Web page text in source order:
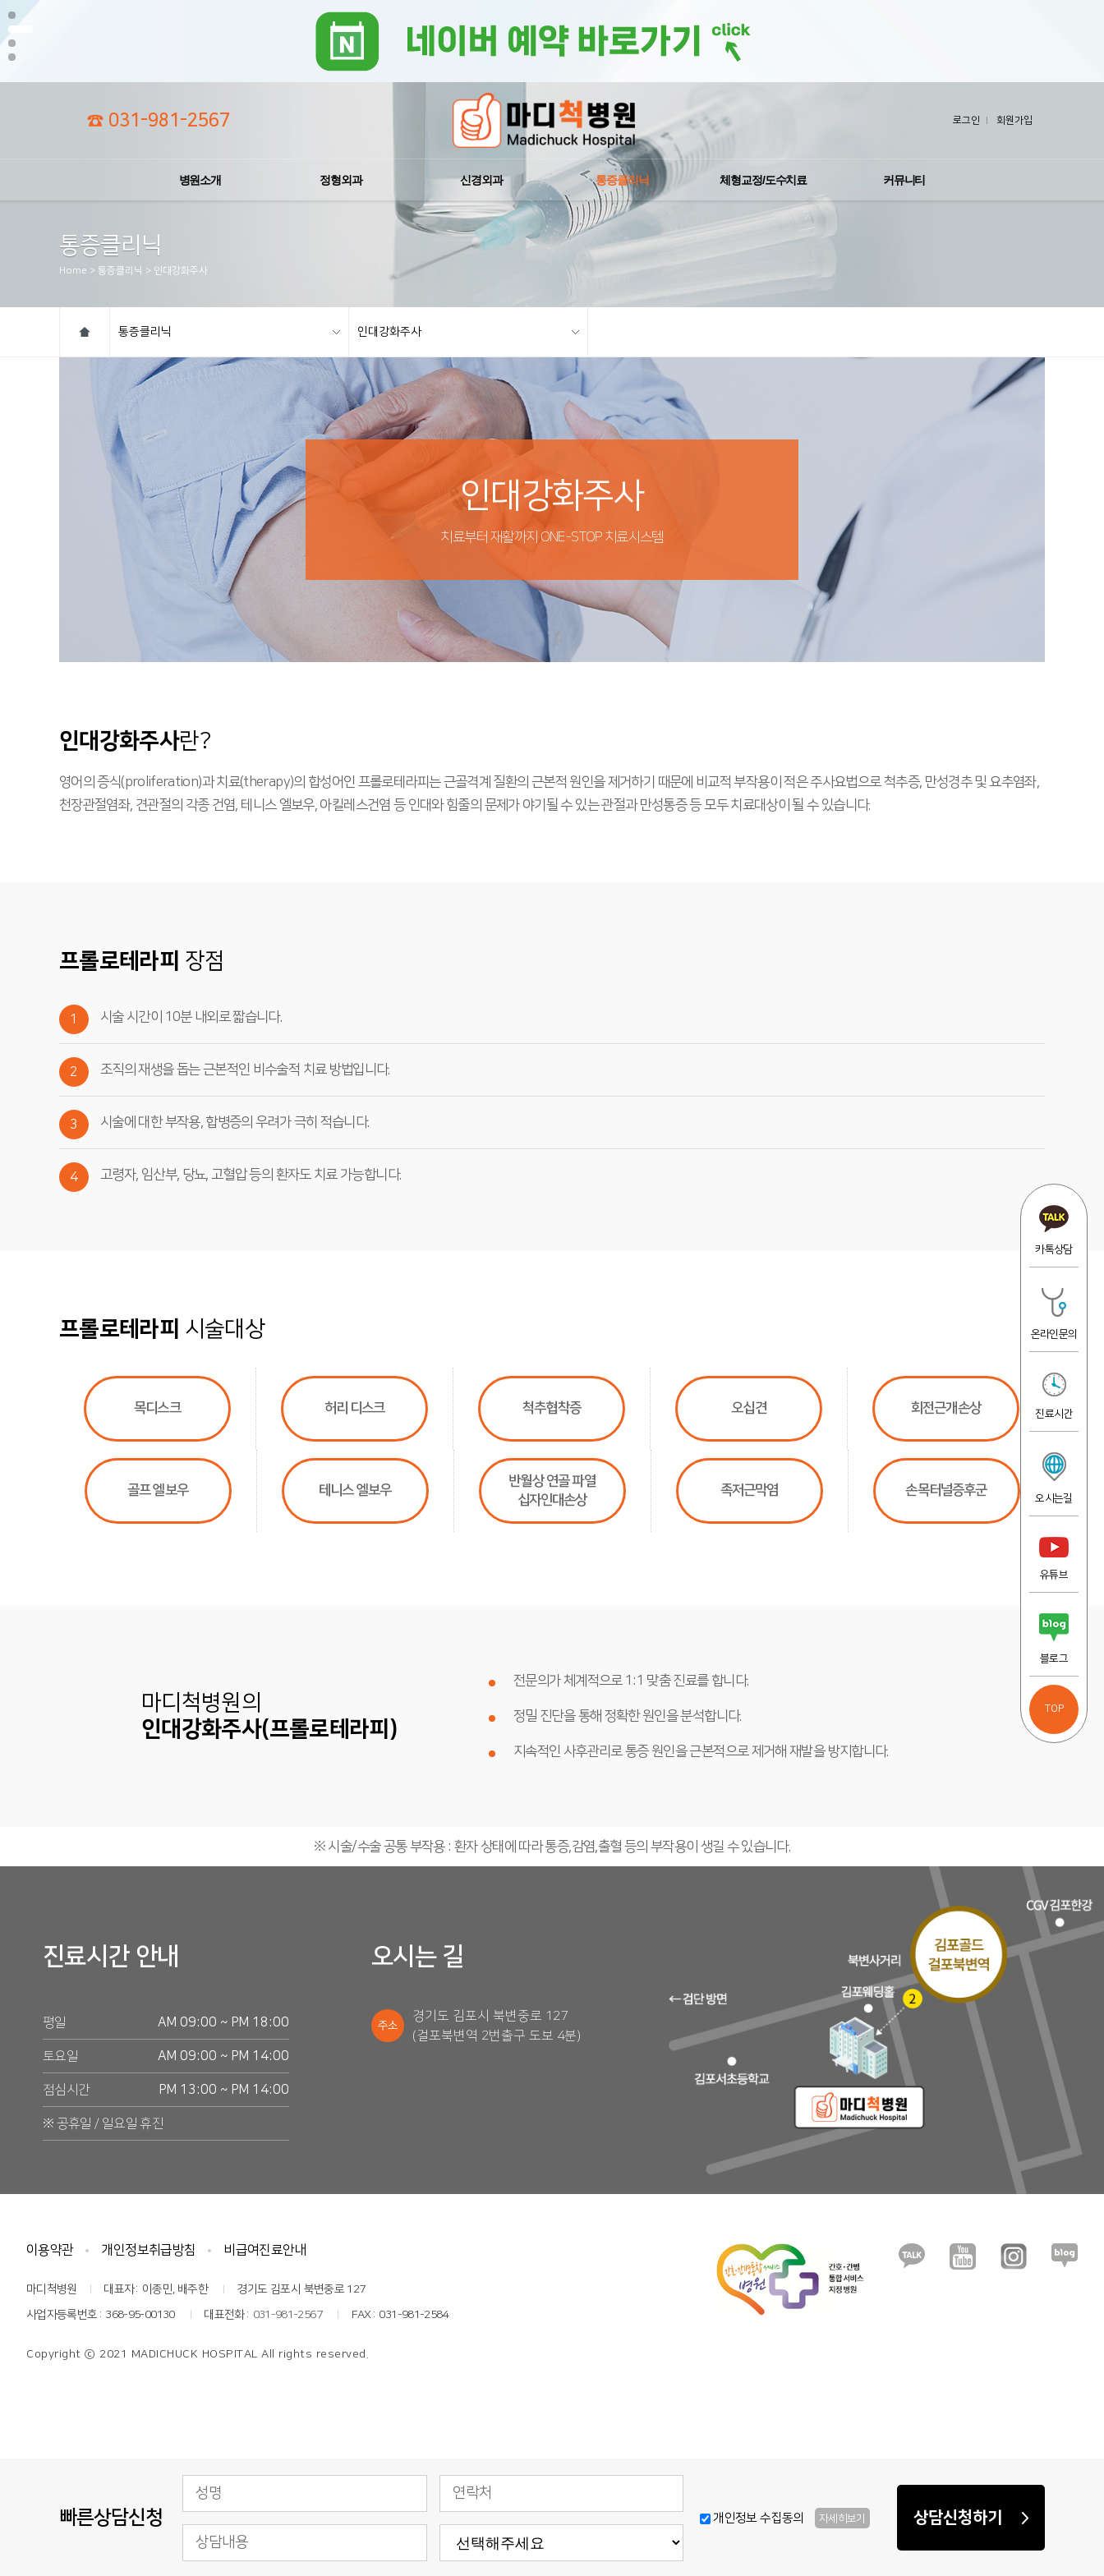
☎ 031-981-2567 로그인 회원가입
병원소개 정형외과 신경외과 통증클리닉 체형교정/도수치료 커뮤니티
통증클리닉
Home > 통증클리닉 > 인대강화주사
통증클리닉 인대강화주사
카톡상담
온라인문의
진료시간
오시는길
유튜브
블로그
TOP
인대강화주사
치료부터 재활까지 ONE-STOP 치료시스템
인대강화주사란?
영어의 증식(proliferation)과 치료(therapy)의 합성어인 프롤로테라피는 근골격계 질환의 근본적 원인을 제거하기 때문에 비교적 부작용이 적은 주사요법으로 척추증, 만성경추 및 요추염좌,
천장관절염좌, 견관절의 각종 건염, 테니스 엘보우, 아킬레스건염 등 인대와 힘줄의 문제가 야기될 수 있는 관절과 만성통증 등 모두 치료대상이 될 수 있습니다.
프롤로테라피 장점
1 시술 시간이 10분 내외로 짧습니다.
2 조직의 재생을 돕는 근본적인 비수술적 치료 방법입니다.
3 시술에 대한 부작용, 합병증의 우려가 극히 적습니다.
4 고령자, 임산부, 당뇨, 고혈압 등의 환자도 치료 가능합니다.
프롤로테라피 시술대상
목디스크 허리 디스크 척추협착증 오십견 회전근개손상
골프 엘보우 테니스 엘보우
반월상 연골 파열
십자인대손상
족저근막염 손목터널증후군
마디척병원의
인대강화주사(프롤로테라피)
전문의가 체계적으로 1:1 맞춤 진료를 합니다.
정밀 진단을 통해 정확한 원인을 분석합니다.
지속적인 사후관리로 통증 원인을 근본적으로 제거해 재발을 방지합니다.
※ 시술/수술 공통 부작용 : 환자 상태에 따라 통증,감염,출혈 등의 부작용이 생길 수 있습니다.
진료시간 안내
평일 AM 09:00 ~ PM 18:00
토요일 AM 09:00 ~ PM 14:00
점심시간 PM 13:00 ~ PM 14:00
※ 공휴일 / 일요일 휴진
오시는 길
주소
경기도 김포시 북변중로 127
(걸포북변역 2번출구 도보 4분)
이용약관 개인정보취급방침 비급여진료안내
마디척병원 대표자 이종민, 배주한
경기도 김포시 북변중로 127
사업자등록번호
368-95-00130 대표전화 031-981-2567 FAX 031-981-2584
Copyright ⓒ 2021 MADICHUCK HOSPITAL All rights reserved.
빠른상담신청 개인정보 수집동의 자세히보기